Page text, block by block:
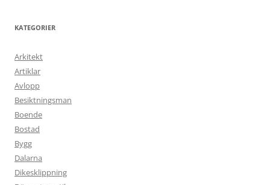
KATEGORIER
Arkitekt
Artiklar
Avlopp
Besiktningsman
Boende
Bostad
Bygg
Dalarna
Dikesklippning